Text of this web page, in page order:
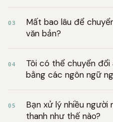
03
Mất bao lâu để
văn bản?
04
Tôi có thể chuyển đổi
bằng các ngôn ngữ
05
Bạn xử lý nhiều
thanh như thế nào?